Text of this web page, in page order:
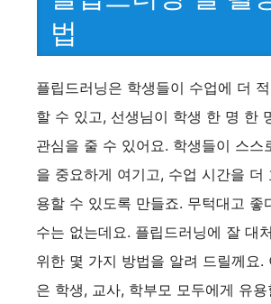
법
플립드러닝은 학생들이 수업에 더
할 수 있고, 선생님이 학생 한 명 한
관심을 줄 수 있어요. 학생들이 스스
을 중요하게 여기고, 수업 시간을 더
용할 수 있도록 만들죠. 무턱대고 좋
수는 없는데요. 플립드러닝에 잘 대
위한 몇 가지 방법을 알려 드릴께요.
은 학생, 교사, 학부모 모두에게 유